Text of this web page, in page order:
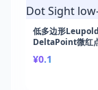
低多边形Leupold
DeltaPoint微红
Micro Red Dot
¥0.1